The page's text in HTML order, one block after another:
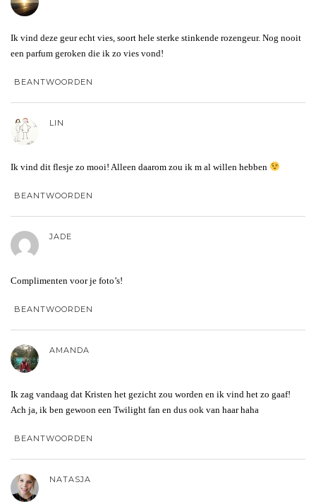
Ik vind deze geur echt vies, soort hele sterke stinkende rozengeur. Nog nooit
een parfum geroken die ik zo vies vond!
BEANTWOORDEN
LIN
Ik vind dit flesje zo mooi! Alleen daarom zou ik m al willen hebben
BEANTWOORDEN
JADE
Complimenten voor je foto’s!
BEANTWOORDEN
AMANDA
Ik zag vandaag dat Kristen het gezicht zou worden en ik vind het zo gaaf!
Ach ja, ik ben gewoon een Twilight fan en dus ook van haar haha
BEANTWOORDEN
NATASJA